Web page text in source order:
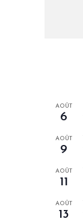
AOÛT
6
AOÛT
9
AOÛT
11
AOÛT
13